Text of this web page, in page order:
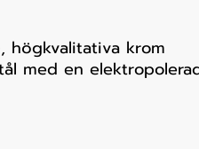
högkvalitativa krom
med en